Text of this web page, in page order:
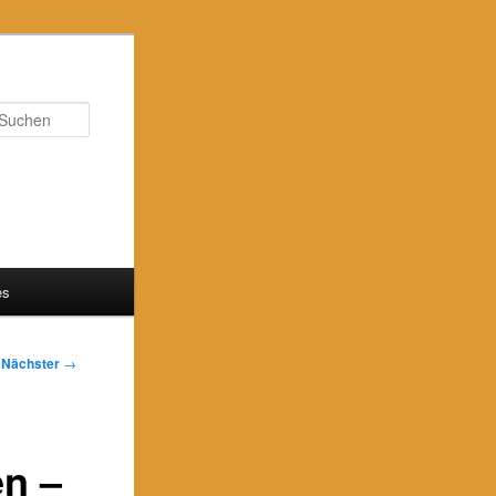
Nächster →
–